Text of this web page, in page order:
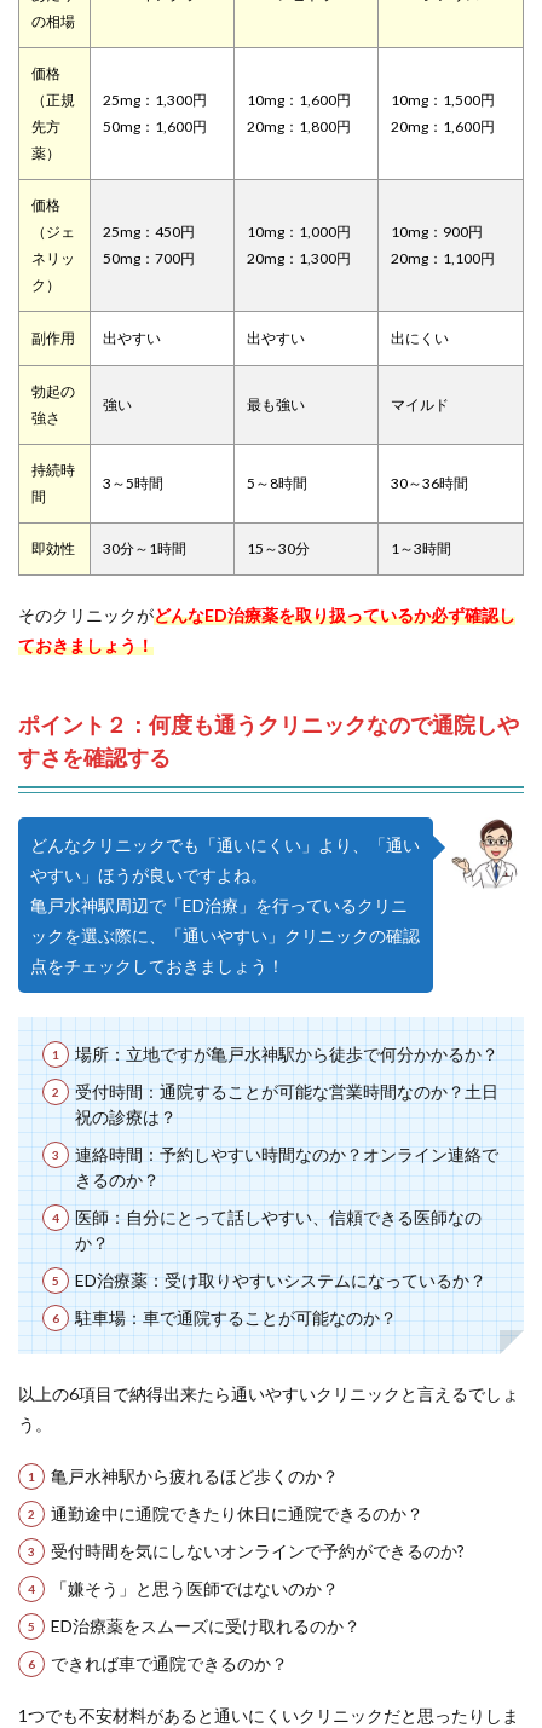
の相場
価格
（正規
先方
薬）
25mg：1,300円
50mg：1,600円
10mg：1,600円
20mg：1,800円
10mg：1,500円
20mg：1,600円
価格
（ジェ
ネリッ
ク）
25mg：450円
50mg：700円
10mg：1,000円
20mg：1,300円
10mg：900円
20mg：1,100円
副作用 出やすい 出やすい 出にくい
勃起の
強さ
強い 最も強い マイルド
持続時
間
3～5時間 5～8時間 30～36時間
即効性 30分～1時間 15～30分 1～3時間
そのクリニックがどんなED治療薬を取り扱っているか必ず確認し
ておきましょう！
ポイント２：何度も通うクリニックなので通院しや
すさを確認する
どんなクリニックでも「通いにくい」より、「通い
やすい」ほうが良いですよね。
亀戸水神駅周辺で「ED治療」を行っているクリニ
ックを選ぶ際に、「通いやすい」クリニックの確認
点をチェックしておきましょう！
場所：立地ですが亀戸水神駅から徒歩で何分かかるか？
受付時間：通院することが可能な営業時間なのか？土日
祝の診療は？
連絡時間：予約しやすい時間なのか？オンライン連絡で
きるのか？
医師：自分にとって話しやすい、信頼できる医師なの
か？
ED治療薬：受け取りやすいシステムになっているか？
駐車場：車で通院することが可能なのか？
以上の6項目で納得出来たら通いやすいクリニックと言えるでしょ
う。
亀戸水神駅から疲れるほど歩くのか？
通勤途中に通院できたり休日に通院できるのか？
受付時間を気にしないオンラインで予約ができるのか?
「嫌そう」と思う医師ではないのか？
ED治療薬をスムーズに受け取れるのか？
できれば車で通院できるのか？
1つでも不安材料があると通いにくいクリニックだと思ったりしま